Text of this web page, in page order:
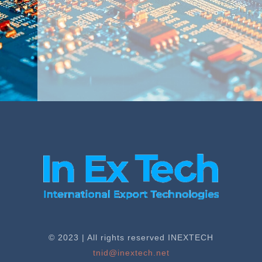
© 2023 | All rights reserved INEXTECH
tnid@inextech.net